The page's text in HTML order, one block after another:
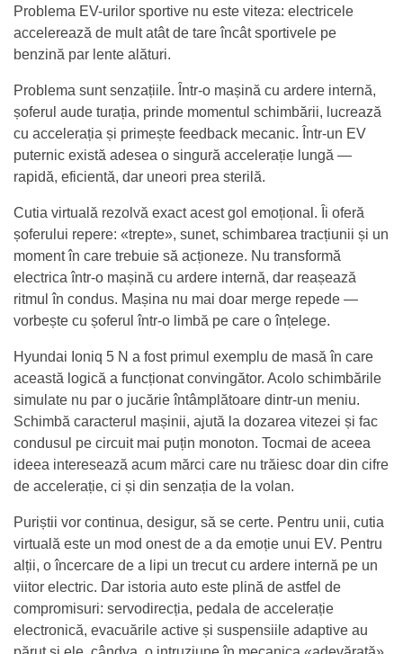
Problema EV-urilor sportive nu este viteza: electricele
accelerează de mult atât de tare încât sportivele pe
benzină par lente alături.
Problema sunt senzațiile. Într-o mașină cu ardere internă,
șoferul aude turația, prinde momentul schimbării, lucrează
cu accelerația și primește feedback mecanic. Într-un EV
puternic există adesea o singură accelerație lungă —
rapidă, eficientă, dar uneori prea sterilă.
Cutia virtuală rezolvă exact acest gol emoțional. Îi oferă
șoferului repere: «trepte», sunet, schimbarea tracțiunii și un
moment în care trebuie să acționeze. Nu transformă
electrica într-o mașină cu ardere internă, dar reașează
ritmul în condus. Mașina nu mai doar merge repede —
vorbește cu șoferul într-o limbă pe care o înțelege.
Hyundai Ioniq 5 N a fost primul exemplu de masă în care
această logică a funcționat convingător. Acolo schimbările
simulate nu par o jucărie întâmplătoare dintr-un meniu.
Schimbă caracterul mașinii, ajută la dozarea vitezei și fac
condusul pe circuit mai puțin monoton. Tocmai de aceea
ideea interesează acum mărci care nu trăiesc doar din cifre
de accelerație, ci și din senzația de la volan.
Puriștii vor continua, desigur, să se certe. Pentru unii, cutia
virtuală este un mod onest de a da emoție unui EV. Pentru
alții, o încercare de a lipi un trecut cu ardere internă pe un
viitor electric. Dar istoria auto este plină de astfel de
compromisuri: servodirecția, pedala de accelerație
electronică, evacuările active și suspensiile adaptive au